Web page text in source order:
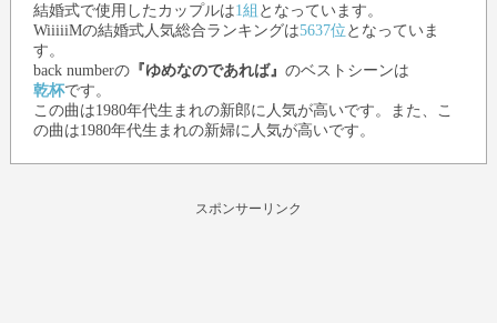
結婚式で使用したカップルは1組 となっています。
WiiiiiMの結婚式人気総合ランキングは5637位 となっていま
す。
back numberの『ゆめなのであれば』 のベストシーンは
乾杯です。
この曲は1980年代生まれの新郎に人気が高いです。また、こ
の曲は1980年代生まれの新婦に人気が高いです。
スポンサーリンク